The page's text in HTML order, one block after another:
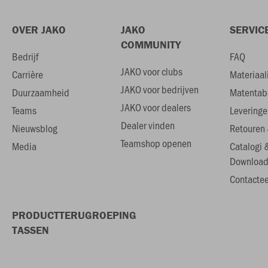
OVER JAKO
Bedrijf
Carrière
Duurzaamheid
Teams
Nieuwsblog
Media
JAKO
COMMUNITY
JAKO voor clubs
JAKO voor bedrijven
JAKO voor dealers
Dealer vinden
Teamshop openen
FAQ
Catalogi
PRODUCTTERUGROEPING
TASSEN